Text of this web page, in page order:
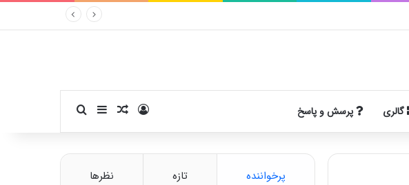
گالری پرسش و پاسخ ورودنوشته تصادفی
سایدبارجستجو برای
پرخواننده تازه نظرها